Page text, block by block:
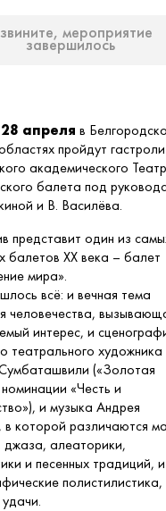
мероприятие
завершилось
апреля в
пройдут гастроли
академического
балета под
и В. Василёва.
представит один из
балетов XX века – балет
мира».
всё: и вечная тема
человечества,
интерес, и
театрального художника
(«Золотая
«Честь и
и музыка Андрея
которой различаются
алеаторики,
и песенных традиций, и
полистилистика,